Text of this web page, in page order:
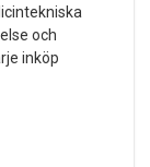
och
inköp